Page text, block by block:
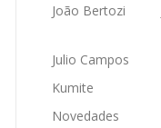
João Bertozi
Julio Campos
Kumite
Novedades